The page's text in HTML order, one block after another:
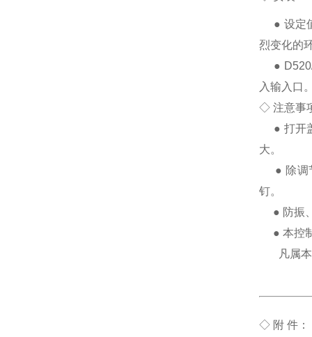
● 设定
烈变化的
●
入输入口
◇ 注意事
● 打开
大。
● 除
钉。
● 防振
● 本控
凡属本
◇ 附 件：